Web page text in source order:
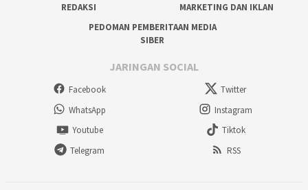
REDAKSI
MARKETING DAN IKLAN
PEDOMAN PEMBERITAAN MEDIA
SIBER
JARINGAN SOCIAL
Facebook
Twitter
WhatsApp
Instagram
Youtube
Tiktok
Telegram
RSS